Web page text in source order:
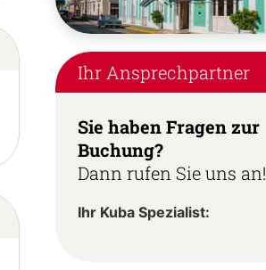
Ihr Ansprechpartner
Sie haben Fragen zur
Buchung?
Dann rufen Sie uns an!
Ihr Kuba Spezialist: